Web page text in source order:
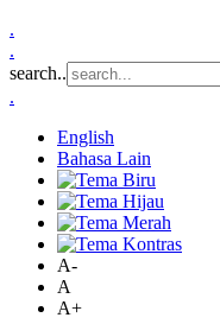
.
.
search..
.
English
Bahasa Lain
A-
A
A+